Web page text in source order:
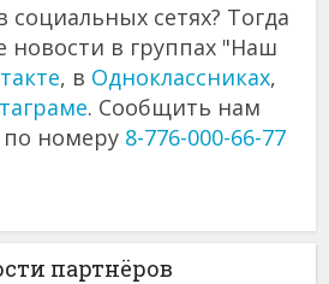
сетях? Тогда
новости в группах "Наш
, в Одноклассниках,
. Сообщить нам
номеру 8-776-000-66-77
партнёров